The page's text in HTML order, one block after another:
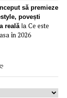
să premieze
povești
realăla Ce este
în 2026